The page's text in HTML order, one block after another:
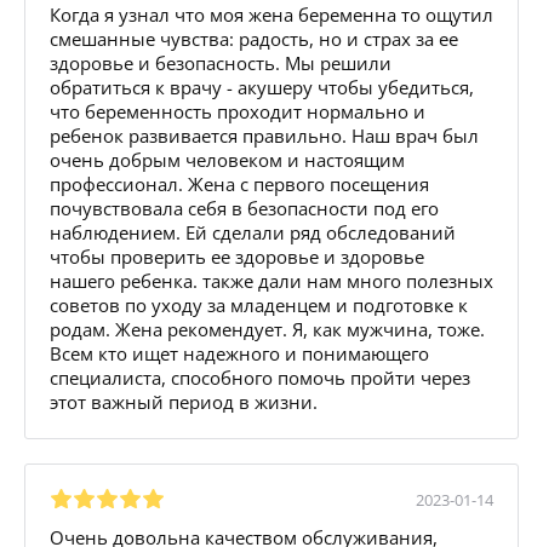
Когда я узнал что моя жена беременна то ощутил
смешанные чувства: радость, но и страх за ее
здоровье и безопасность. Мы решили
обратиться к врачу - акушеру чтобы убедиться,
что беременность проходит нормально и
ребенок развивается правильно. Наш врач был
очень добрым человеком и настоящим
профессионал. Жена с первого посещения
почувствовала себя в безопасности под его
наблюдением. Ей сделали ряд обследований
чтобы проверить ее здоровье и здоровье
нашего ребенка. также дали нам много полезных
советов по уходу за младенцем и подготовке к
родам. Жена рекомендует. Я, как мужчина, тоже.
Всем кто ищет надежного и понимающего
специалиста, способного помочь пройти через
этот важный период в жизни.
2023-01-14
Очень довольна качеством обслуживания,